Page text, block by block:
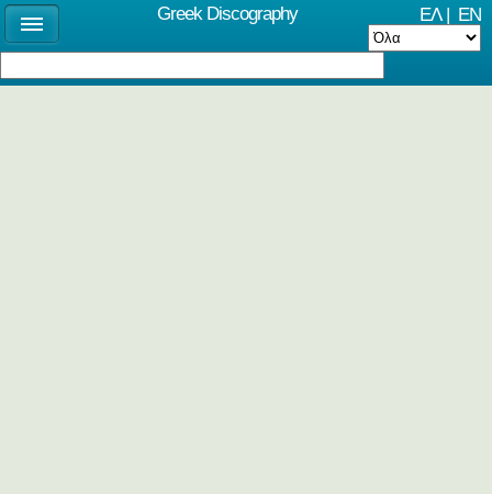
ΕΛ| EN
Greek Discography